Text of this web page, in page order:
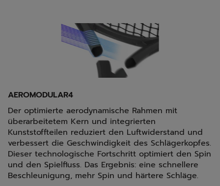
AEROMODULAR4
Der optimierte aerodynamische Rahmen mit
überarbeitetem Kern und integrierten
Kunststoffteilen reduziert den Luftwiderstand und
verbessert die Geschwindigkeit des Schlägerkopfes.
Dieser technologische Fortschritt optimiert den Spin
und den Spielfluss. Das Ergebnis: eine schnellere
Beschleunigung, mehr Spin und härtere Schläge.